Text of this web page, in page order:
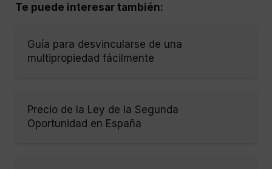
Te puede interesar también:
Guía para desvincularse de una
multipropiedad fácilmente
Precio de la Ley de la Segunda
Oportunidad en España